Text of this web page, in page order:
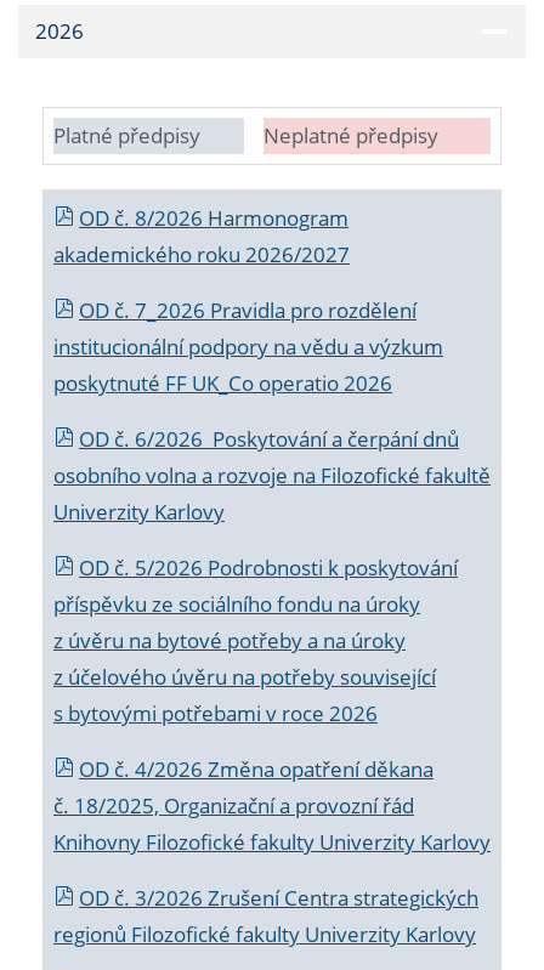
2026
Platné předpisy Neplatné předpisy
OD č. 8/2026 Harmonogram
akademického roku 2026/2027
OD č. 7_2026 Pravidla pro rozdělení
institucionální podpory na vědu a výzkum
poskytnuté FF UK_Co operatio 2026
OD č. 6/2026 Poskytování a čerpání dnů
osobního volna a rozvoje na Filozofické fakultě
Univerzity Karlovy
OD č. 5/2026 Podrobnosti k poskytování
příspěvku ze sociálního fondu na úroky
z úvěru na bytové potřeby a na úroky
z účelového úvěru na potřeby související
s bytovými potřebami v roce 2026
OD č. 4/2026 Změna opatření děkana
č. 18/2025, Organizační a provozní řád
Knihovny Filozofické fakulty Univerzity Karlovy
OD č. 3/2026 Zrušení Centra strategických
regionů Filozofické fakulty Univerzity Karlovy